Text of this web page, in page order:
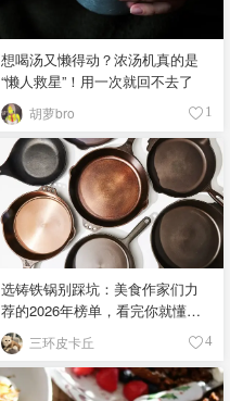
想喝汤又懒得动？浓汤机真的是
“懒人救星”！用一次就回不去了
胡萝bro 1
选铸铁锅别踩坑：美食作家们力
荐的2026年榜单，看完你就懂
了！ 三环皮卡丘 4